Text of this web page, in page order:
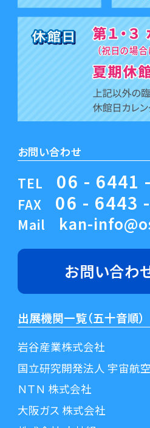
お問い合わせ
TEL 06 - 6441
FAX 06 - 6443
Mail kan-
お問い合わ
出展機関一覧（五十音順）
岩谷産業株式会社
国立研究開発法人 宇宙航
ＮＴＮ 株式会社
大阪ガス 株式会社